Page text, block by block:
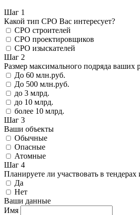
Шаг 1
Какой тип СРО Вас интересует?
СРО строителей
СРО проектировщиков
СРО изыскателей
Шаг 2
Размер максимального подряда ваших
До 60 млн.руб.
До 500 млн.руб.
до 3 млрд.
до 10 млрд.
более 10 млрд.
Шаг 3
Ваши объекты
Обычные
Опасные
Атомные
Шаг 4
Планируете ли участвовать в тендерах
Да
Нет
Ваши данные
Имя